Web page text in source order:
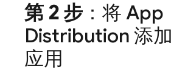
第 2 步 ：将App
Distribution 添
应用